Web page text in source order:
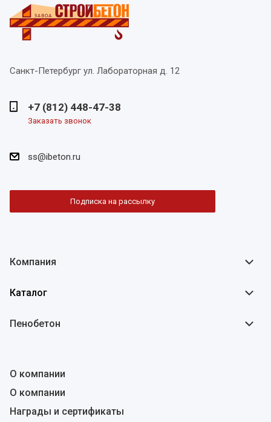
Санкт-Петербург ул. Лабораторная д. 12
+7 (812) 448-47-38
Заказать звонок
ss@ibeton.ru
Подписка на рассылку
Компания
Каталог
Пенобетон
О компании
О компании
Награды и сертификаты